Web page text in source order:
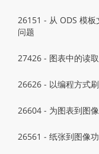
26151 - 从 ODS 模
问题
27426 - 图表中的读
26626 - 以编程方式
26604 - 为图表到图
26561 - 纸张到图像